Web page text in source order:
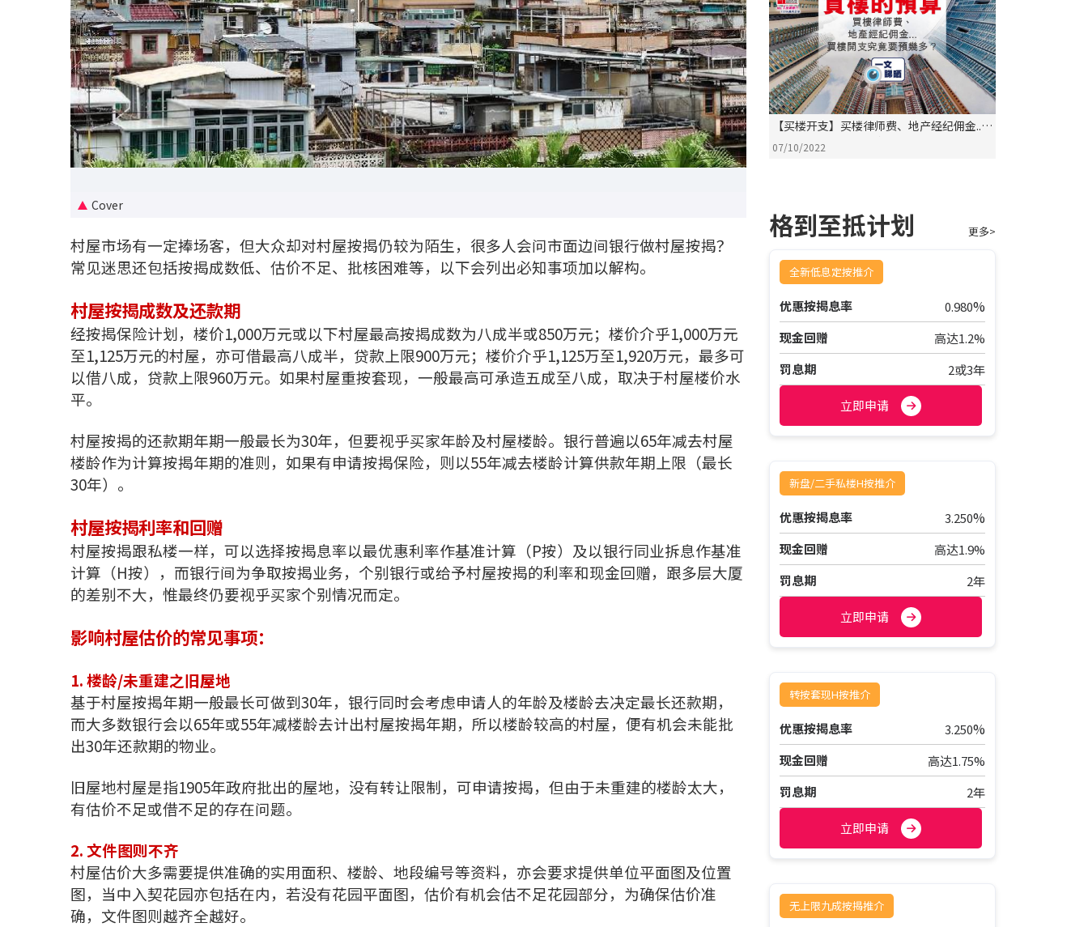
Cover
村屋市场有一定捧场客，但大众却对村屋按揭仍较为陌生，很多人会问市面边间银行做村屋按揭？
常见迷思还包括按揭成数低、估价不足、批核困难等，以下会列出必知事项加以解构。
村屋按揭成数及还款期
经按揭保险计划，楼价1,000万元或以下村屋最高按揭成数为八成半或850万元；楼价介乎1,000万元
至1,125万元的村屋，亦可借最高八成半，贷款上限900万元；楼价介乎1,125万至1,920万元，最多可
以借八成，贷款上限960万元。如果村屋重按套现，一般最高可承造五成至八成，取决于村屋楼价水
平。
村屋按揭的还款期年期一般最长为30年，但要视乎买家年龄及村屋楼龄。银行普遍以65年减去村屋
楼龄作为计算按揭年期的准则，如果有申请按揭保险，则以55年减去楼龄计算供款年期上限（最长
30年）。
村屋按揭利率和回赠
村屋按揭跟私楼一样，可以选择按揭息率以最优惠利率作基准计算（P按）及以银行同业拆息作基准
计算（H按），而银行间为争取按揭业务，个别银行或给予村屋按揭的利率和现金回赠，跟多层大厦
的差别不大，惟最终仍要视乎买家个别情况而定。
影响村屋估价的常见事项：
1. 楼龄/未重建之旧屋地
基于村屋按揭年期一般最长可做到30年，银行同时会考虑申请人的年龄及楼龄去决定最长还款期，
而大多数银行会以65年或55年减楼龄去计出村屋按揭年期，所以楼龄较高的村屋，便有机会未能批
出30年还款期的物业。
旧屋地村屋是指1905年政府批出的屋地，没有转让限制，可申请按揭，但由于未重建的楼龄太大，
有估价不足或借不足的存在问题。
2. 文件图则不齐
村屋估价大多需要提供准确的实用面积、楼龄、地段编号等资料，亦会要求提供单位平面图及位置
图，当中入契花园亦包括在内，若没有花园平面图，估价有机会估不足花园部分，为确保估价准
确，文件图则越齐全越好。
【买楼开支】买楼律师费、地产经纪佣金...
买楼开支究竟要预几多？
07/10/2022
格到至抵计划 更多>
全新低息定按推介
优惠按揭息率 0.980%
现金回赠
高达1.2%
罚息期
2或3年
立即申请
新盘/二手私楼H按推介
优惠按揭息率 3.250%
现金回赠
高达1.9%
罚息期
2年
立即申请
转按套现H按推介
优惠按揭息率 3.250%
现金回赠
高达1.75%
罚息期
2年
立即申请
无上限九成按揭推介